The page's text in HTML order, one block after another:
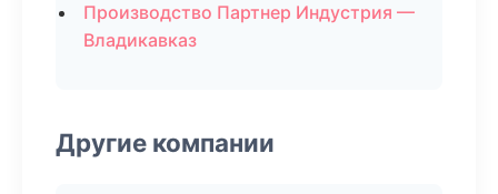
Производство Партнер Индустрия —
Владикавказ
Другие компании